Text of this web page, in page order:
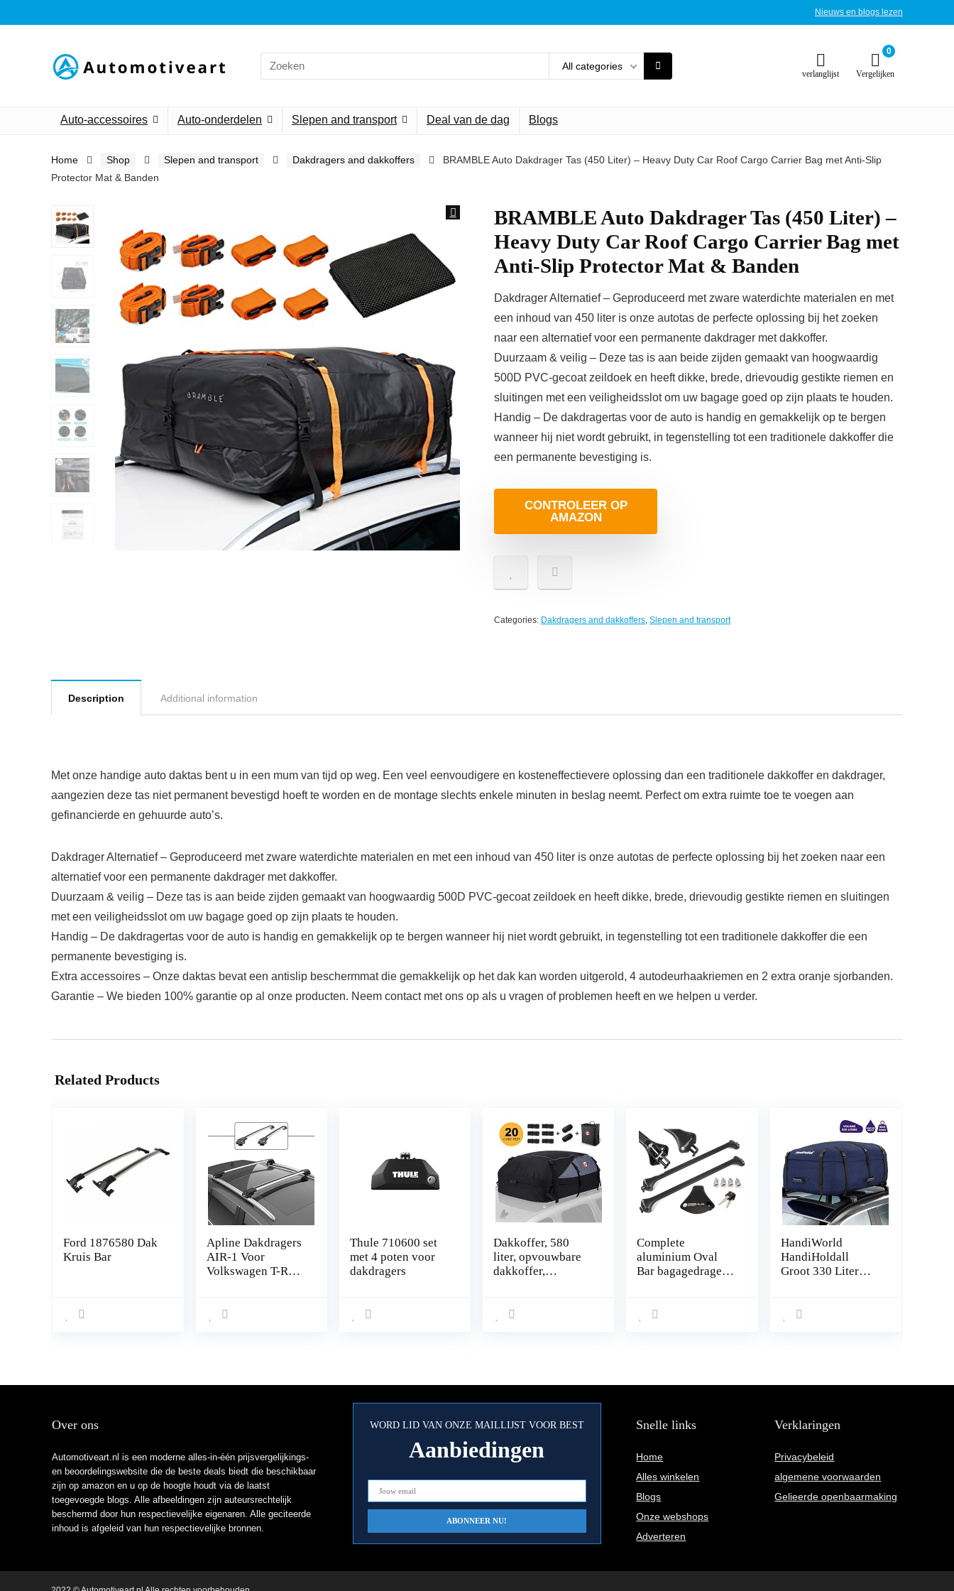
Nieuws en blogs lezen
Search
for:
All categories
verlanglijst
0
Vergelijken
Auto-accessoires Auto-onderdelen Slepen and transport Deal van de dag Blogs
Home Shop Slepen and transport Dakdragers and dakkoffers
BRAMBLE Auto Dakdrager Tas (450 Liter) – Heavy Duty Car Roof Cargo Carrier Bag met Anti-Slip
Protector Mat & Banden
BRAMBLE Auto Dakdrager Tas (450 Liter) –
Heavy Duty Car Roof Cargo Carrier Bag met
Anti-Slip Protector Mat & Banden
Dakdrager Alternatief – Geproduceerd met zware waterdichte materialen en met
een inhoud van 450 liter is onze autotas de perfecte oplossing bij het zoeken
naar een alternatief voor een permanente dakdrager met dakkoffer.
Duurzaam & veilig – Deze tas is aan beide zijden gemaakt van hoogwaardig
500D PVC-gecoat zeildoek en heeft dikke, brede, drievoudig gestikte riemen en
sluitingen met een veiligheidsslot om uw bagage goed op zijn plaats te houden.
Handig – De dakdragertas voor de auto is handig en gemakkelijk op te bergen
wanneer hij niet wordt gebruikt, in tegenstelling tot een traditionele dakkoffer die
een permanente bevestiging is.
CONTROLEER OP
AMAZON
Categories: Dakdragers and dakkoffers, Slepen and transport
Description Additional information
Met onze handige auto daktas bent u in een mum van tijd op weg. Een veel eenvoudigere en kosteneffectievere oplossing dan een traditionele dakkoffer en dakdrager,
aangezien deze tas niet permanent bevestigd hoeft te worden en de montage slechts enkele minuten in beslag neemt. Perfect om extra ruimte toe te voegen aan
gefinancierde en gehuurde auto’s.
Dakdrager Alternatief – Geproduceerd met zware waterdichte materialen en met een inhoud van 450 liter is onze autotas de perfecte oplossing bij het zoeken naar een
alternatief voor een permanente dakdrager met dakkoffer.
Duurzaam & veilig – Deze tas is aan beide zijden gemaakt van hoogwaardig 500D PVC-gecoat zeildoek en heeft dikke, brede, drievoudig gestikte riemen en sluitingen
met een veiligheidsslot om uw bagage goed op zijn plaats te houden.
Handig – De dakdragertas voor de auto is handig en gemakkelijk op te bergen wanneer hij niet wordt gebruikt, in tegenstelling tot een traditionele dakkoffer die een
permanente bevestiging is.
Extra accessoires – Onze daktas bevat een antislip beschermmat die gemakkelijk op het dak kan worden uitgerold, 4 autodeurhaakriemen en 2 extra oranje sjorbanden.
Garantie – We bieden 100% garantie op al onze producten. Neem contact met ons op als u vragen of problemen heeft en we helpen u verder.
Related Products
Ford 1876580 Dak
Kruis Bar
Apline Dakdragers
AIR-1 Voor
Volkswagen T-Roc
Vervoerder
Thule 710600 set
met 4 poten voor
dakdragers
Dakkoffer, 580
liter, opvouwbare
dakkoffer,
auto, draagbaar,
Complete
aluminium Oval
Bar bagagedrager
geïntegreerde
100 kg
HandiWorld
HandiHoldall
Groot 330 Liter
Weerbestendige
Over ons
Automotiveart.nl is een moderne alles-in-één prijsvergelijkings-
en beoordelingswebsite die de beste deals biedt die beschikbaar
zijn op amazon en u op de hoogte houdt via de laatst
toegevoegde blogs. Alle afbeeldingen zijn auteursrechtelijk
beschermd door hun respectievelijke eigenaren. Alle geciteerde
inhoud is afgeleid van hun respectievelijke bronnen.
WORD LID VAN ONZE MAILLIJST VOOR BEST
Aanbiedingen
Snelle links
Home
Alles winkelen
Blogs
Onze webshops
Adverteren
Verklaringen
Privacybeleid
algemene voorwaarden
Gelieerde openbaarmaking